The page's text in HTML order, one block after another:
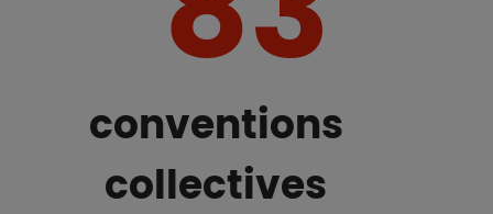
conventions
collectives